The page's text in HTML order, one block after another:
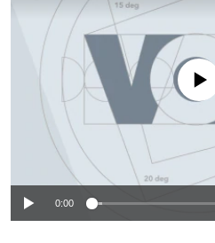
No media source
0:00